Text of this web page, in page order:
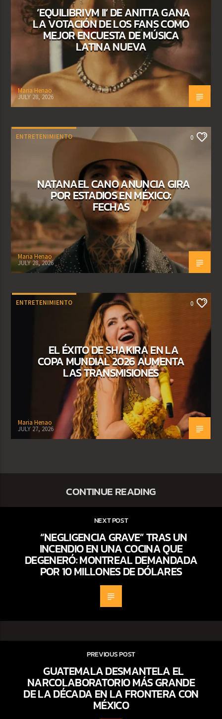
‘EQUILIBRIVM II’ DE ANITTA GANA
LA VOTACIÓN DE LOS FANS COMO
MEJOR ENCUESTA DE MÚSICA
LATINA NUEVA
Maria Henao
JULY 28, 2026
ENTRETENIMIENTO 0
NATANAEL CANO ANUNCIA GIRA
POR ESTADIOS EN MÉXICO:
FECHAS
Maria Henao
JULY 28, 2026
ENTRETENIMIENTO 0
EL ÉXITO DE SHAKIRA EN LA
COPA MUNDIAL 2026 AUMENTA
LAS TRANSMISIONES
Maria Henao
JULY 27, 2026
CONTINUE READING
NEXT POST
“NEGLIGENCIA GRAVE” TRAS UN
INCENDIO EN UNA COCINA QUE
DEGENERÓ: MONTREAL DEMANDADA
POR 10 MILLONES DE DÓLARES
PREVIOUS POST
GUATEMALA DESMANTELA EL
NARCOLABORATORIO MÁS GRANDE
DE LA DÉCADA EN LA FRONTERA CON
MÉXICO